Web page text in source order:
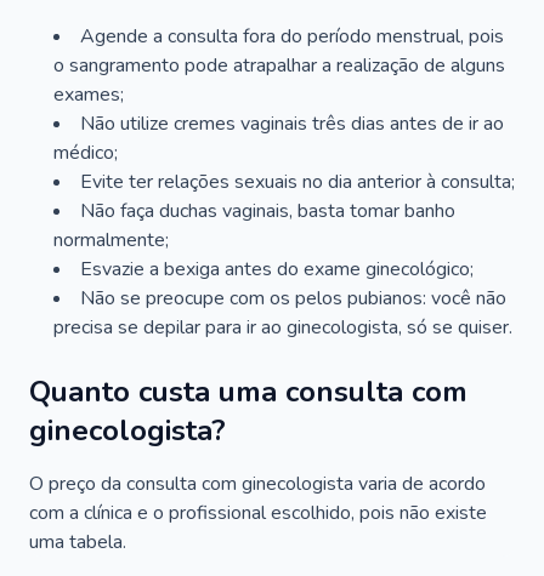
Agende a consulta fora do período menstrual, pois
o sangramento pode atrapalhar a realização de alguns
exames;
Não utilize cremes vaginais três dias antes de ir ao
médico;
Evite ter relações sexuais no dia anterior à consulta;
Não faça duchas vaginais, basta tomar banho
normalmente;
Esvazie a bexiga antes do exame ginecológico;
Não se preocupe com os pelos pubianos: você não
precisa se depilar para ir ao ginecologista, só se quiser.
Quanto custa uma consulta com
ginecologista?
O preço da consulta com ginecologista varia de acordo
com a clínica e o profissional escolhido, pois não existe
uma tabela.